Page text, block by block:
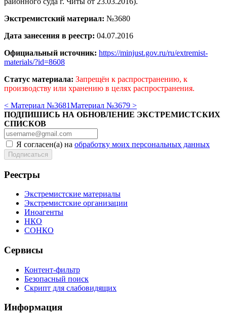
Экстремистский материал: №3680
Дата занесения в реестр: 04.07.2016
Официальный источник: https://minjust.gov.ru/ru/extremist-
materials/?id=8608
Статус материала: Запрещён к распространению, к
производству или хранению в целях распространения.
< Материал №3681Материал №3679 >
ПОДПИШИСЬ НА ОБНОВЛЕНИЕ ЭКСТРЕМИСТСКИХ
СПИСКОВ
Я согласен(а) на обработку моих персональных данных
Реестры
Экстремистские материалы
Экстремистские организации
Иноагенты
НКО
СОНКО
Сервисы
Контент-фильтр
Безопасный поиск
Скрипт для слабовидящих
Информация